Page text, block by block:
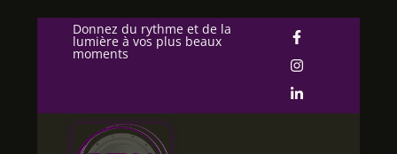
Donnez du rythme et de la
lumière à vos plus beaux
moments